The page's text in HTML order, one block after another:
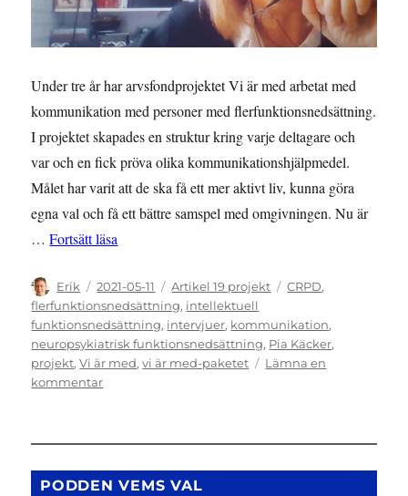
Under tre år har arvsfondprojektet Vi är med arbetat med
kommunikation med personer med flerfunktionsnedsättning.
I projektet skapades en struktur kring varje deltagare och
var och en fick pröva olika kommunikationshjälpmedel.
Målet har varit att de ska få ett mer aktivt liv, kunna göra
egna val och få ett bättre samspel med omgivningen. Nu är
…Fortsätt läsa
Författare
Erik
Publicerat
den
2021-05-11 Kategorier
Artikel 19 projekt Etiketter
CRPD,
flerfunktionsnedsättning, intellektuell
funktionsnedsättning, intervjuer, kommunikation,
neuropsykiatrisk funktionsnedsättning, Pia Käcker,
projekt,Vi är med,vi är med-paketet
Lämna en
kommentartill
flerfunktionsnedsättning
PODDEN VEMS VAL